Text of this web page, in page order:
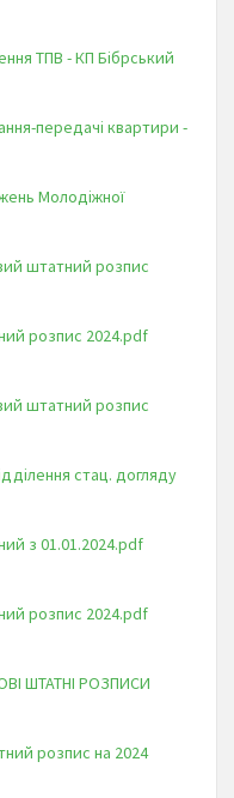
ТПВ - КП Бібрський
передачі квартири -
Молодіжної
штатний розпис
розпис 2024.pdf
штатний розпис
стац. догляду
з 01.01.2024.pdf
розпис 2024.pdf
ШТАТНІ РОЗПИСИ
розпис на 2024